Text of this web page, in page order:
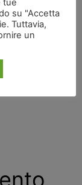
tue
su "Accetta
Tuttavia,
un